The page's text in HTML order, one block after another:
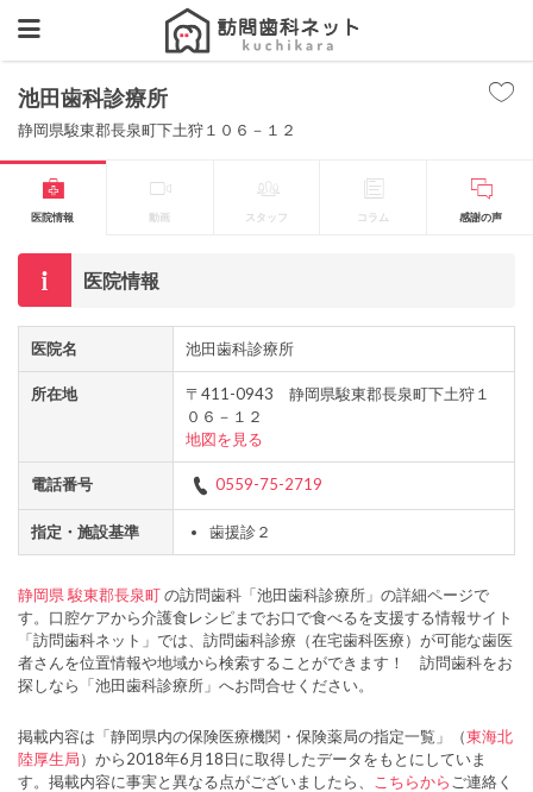
池田歯科診療所
静岡県駿東郡長泉町下土狩１０６－１２
医院情報 動画 スタッフ コラム 感謝の声
医院情報
医院名 池田歯科診療所
所在地
〒411-0943 静岡県駿東郡長泉町下土狩１
０６－１２
地図を見る
電話番号 0559-75-2719
指定・施設基準 歯援診２
静岡県 駿東郡長泉町の訪問歯科「池田歯科診療所」の詳細ページで
す。口腔ケアから介護食レシピまでお口で食べるを支援する情報サイト
「訪問歯科ネット」では、訪問歯科診療（在宅歯科医療）が可能な歯医
者さんを位置情報や地域から検索することができます！ 訪問歯科をお
探しなら「池田歯科診療所」へお問合せください。
掲載内容は「静岡県内の保険医療機関・保険薬局の指定一覧」（東海北
陸厚生局）から2018年6月18日に取得したデータをもとにしていま
す。掲載内容に事実と異なる点がございましたら、
こちらから ご連絡く